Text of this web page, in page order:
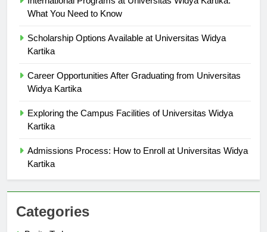
International Programs at Universitas Widya Kartika:
Scholarship Options Available at Universitas Widya
Career Opportunities After Graduating from Universitas
Exploring the Campus Facilities of Universitas Widya
Admissions Process: How to Enroll at Universitas Widya
Categories